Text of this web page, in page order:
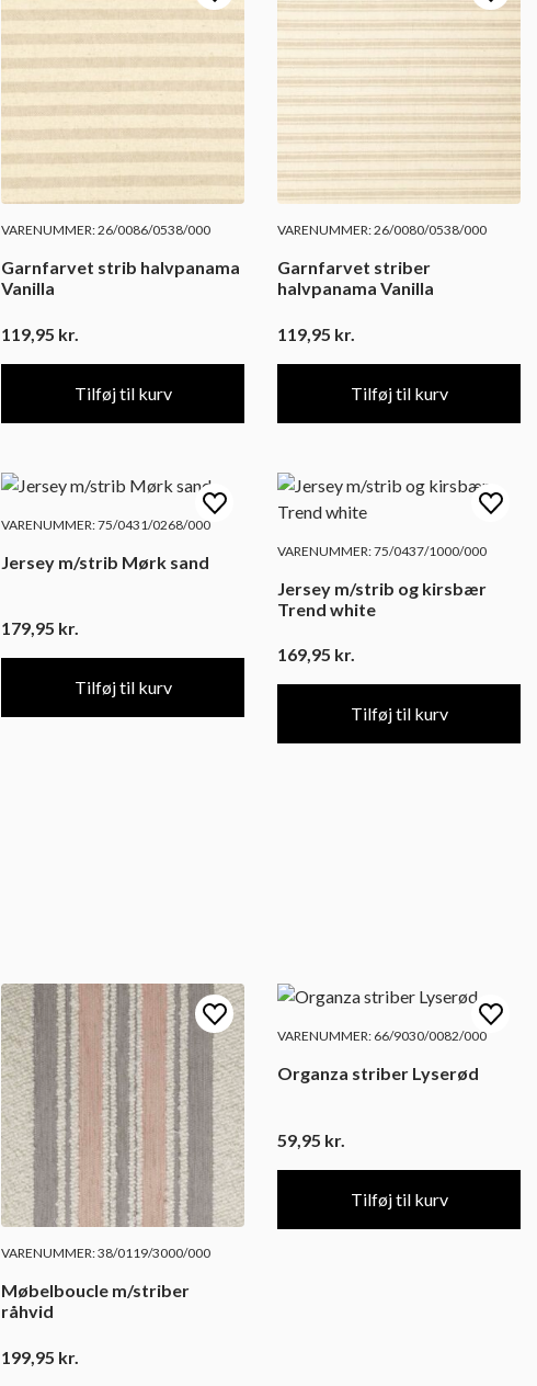
VARENUMMER: 26/0086/0538/000
Garnfarvet strib halvpanama
Vanilla
119,95 kr.
Tilføj til kurv
VARENUMMER: 26/0080/0538/000
Garnfarvet striber
halvpanama Vanilla
119,95 kr.
Tilføj til kurv
VARENUMMER: 75/0431/0268/000
Jersey m/strib Mørk sand
179,95 kr.
Tilføj til kurv
VARENUMMER: 75/0437/1000/000
Jersey m/strib og kirsbær
Trend white
169,95 kr.
Tilføj til kurv
VARENUMMER: 38/0119/3000/000
Møbelboucle m/striber
råhvid
199,95 kr.
VARENUMMER: 66/9030/0082/000
Organza striber Lyserød
59,95 kr.
Tilføj til kurv